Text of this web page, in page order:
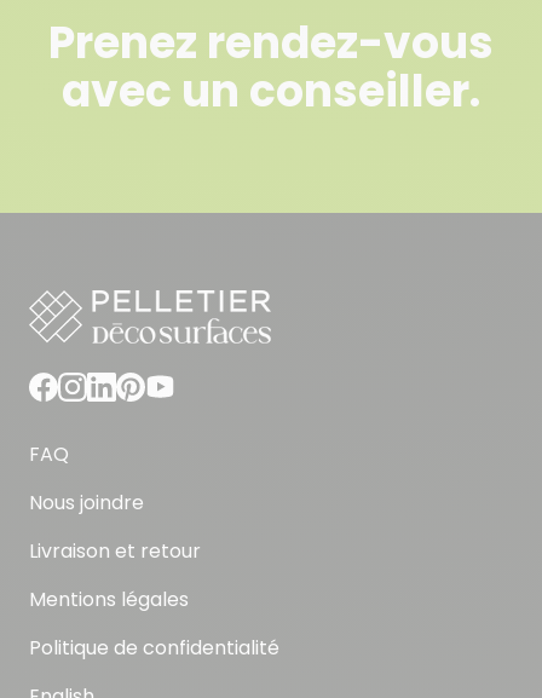
Prenez rendez-vous
avec un conseiller.
FAQ
Nous joindre
Livraison et retour
Mentions légales
Politique de confidentialité